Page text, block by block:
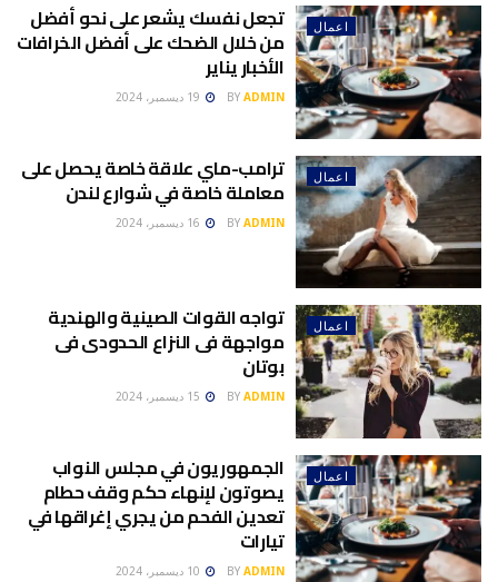
اعمال تجعل نفسك يشعر على نحو أفضل
من خلال الضحك على أفضل الخرافات
الأخبار يناير
BY ADMIN
اعمال ترامب-ماي علاقة خاصة يحصل على
معاملة خاصة في شوارع لندن
BY ADMIN
اعمال تواجه القوات الصينية والهندية
مواجهة فى النزاع الحدودى فى
بوتان
BY ADMIN
اعمال الجمهوريون في مجلس النواب
يصوتون لإنهاء حكم وقف حطام
تعدين الفحم من يجري إغراقها في
تيارات
BY ADMIN